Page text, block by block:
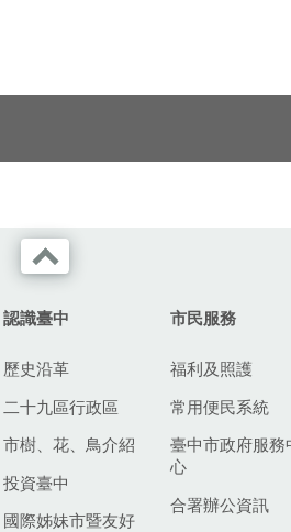
認識臺中
歷史沿革
二十九區行政區
市樹、花、鳥介紹
投資臺中
國際姊妹市暨友好
市民服務
福利及照護
常用便民系統
臺中市政府服務
心
合署辦公資訊